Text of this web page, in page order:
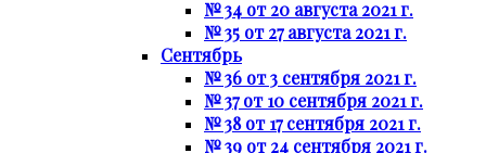
№ 34 от 20 августа 2021 г.
№ 35 от 27 августа 2021 г.
Сентябрь
№ 36 от 3 сентября 2021 г.
№ 37 от 10 сентября 2021 г.
№ 38 от 17 сентября 2021 г.
№ 39 от 24 сентября 2021 г.